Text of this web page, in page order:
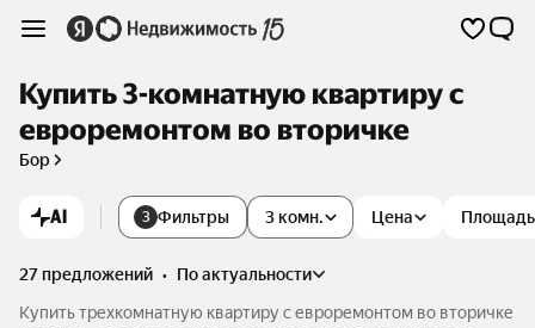
Купить 3-комнатную квартиру с
евроремонтом во вторичке
Бор
AI 3 Фильтры 3 комн. Цена Площадь
27 предложений •
по актуальности
Купить трехкомнатную квартиру с евроремонтом во вторичке